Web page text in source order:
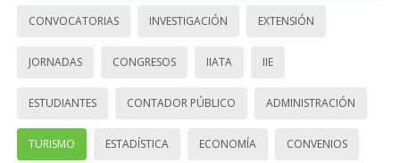
CONVOCATORIAS INVESTIGACIÓN EXTENSIÓN
JORNADAS CONGRESOS IIATA IIE
ESTUDIANTES CONTADOR PÚBLICO ADMINISTRACIÓN
TURISMO ESTADÍSTICA ECONOMÍA CONVENIOS